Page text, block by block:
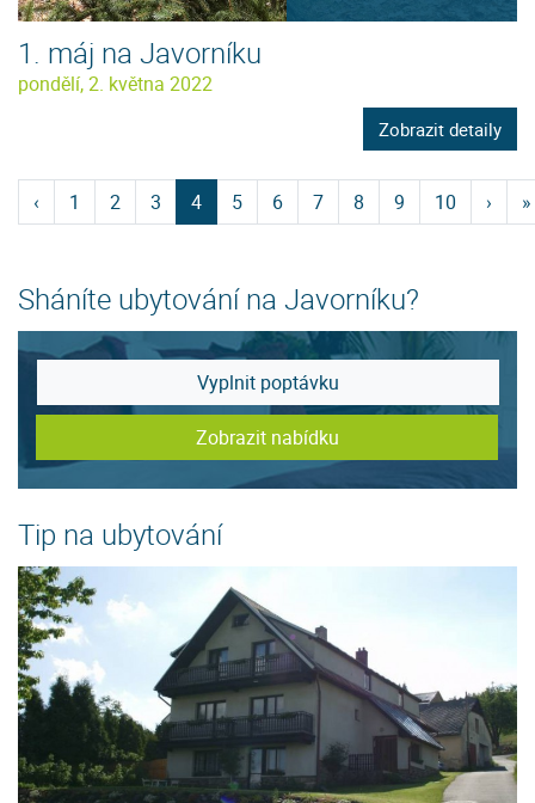
1. máj na Javorníku
pondělí, 2. května 2022
Zobrazit detaily
‹ 1 2 3 4 5 6 7 8 9 10 › »
Sháníte ubytování na Javorníku?
Vyplnit poptávku
Zobrazit nabídku
Tip na ubytování